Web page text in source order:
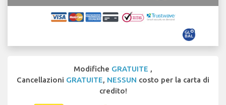
Modifiche GRATUITE ,
Cancellazioni GRATUITE, NESSUN costo per la carta di
credito!